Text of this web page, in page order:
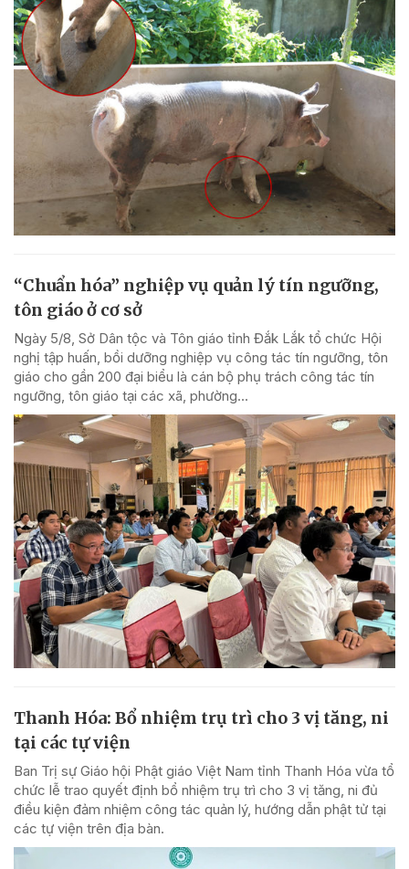
“Chuẩn hóa” nghiệp vụ quản lý tín ngưỡng,
tôn giáo ở cơ sở
Ngày 5/8, Sở Dân tộc và Tôn giáo tỉnh Đắk Lắk tổ chức Hội
nghị tập huấn, bồi dưỡng nghiệp vụ công tác tín ngưỡng, tôn
giáo cho gần 200 đại biểu là cán bộ phụ trách công tác tín
ngưỡng, tôn giáo tại các xã, phường...
Thanh Hóa: Bổ nhiệm trụ trì cho 3 vị tăng, ni
tại các tự viện
Ban Trị sự Giáo hội Phật giáo Việt Nam tỉnh Thanh Hóa vừa tổ
chức lễ trao quyết định bổ nhiệm trụ trì cho 3 vị tăng, ni đủ
điều kiện đảm nhiệm công tác quản lý, hướng dẫn phật tử tại
các tự viện trên địa bàn.